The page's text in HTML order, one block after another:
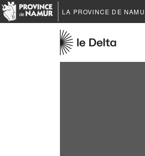
LA PROVINCE DE